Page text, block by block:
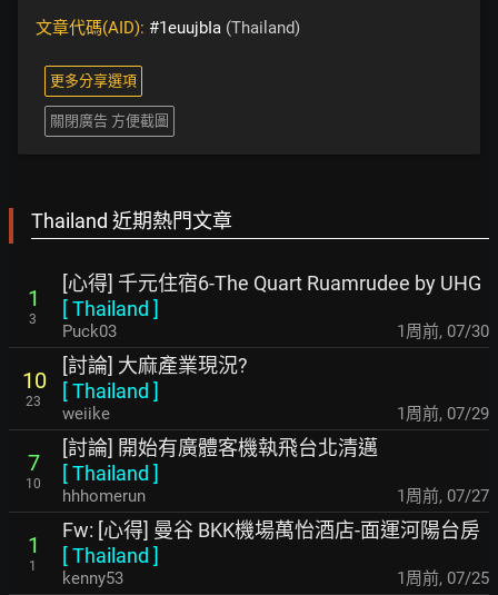
文章代碼(AID): #1euujbIa (Thailand)
更多分享選項
關閉廣告 方便截圖
Thailand 近期熱門文章
1
3
[心得] 千元住宿6-The Quart Ruamrudee by UHG
[Thailand ]
Puck03 1周前, 07/30
10
23
[討論] 大麻產業現況?
[Thailand ]
weiike 1周前, 07/29
7
10
[討論] 開始有廣體客機執飛台北清邁
[Thailand ]
hhhomerun 1周前, 07/27
1
1
Fw: [心得] 曼谷 BKK機場萬怡酒店-面運河陽台房
[Thailand ]
kenny53 1周前, 07/25